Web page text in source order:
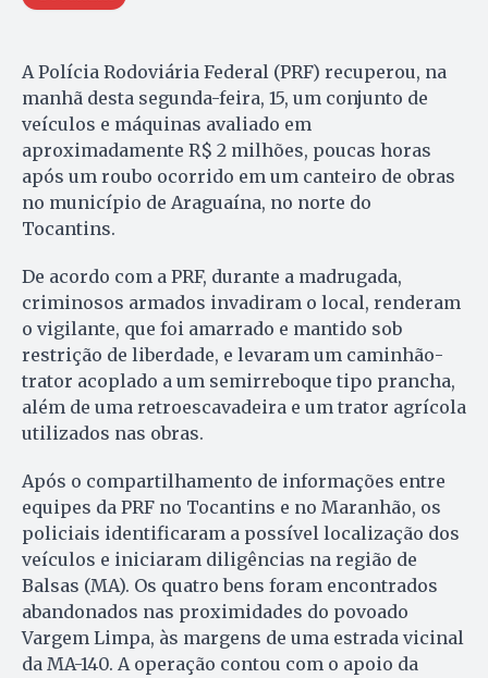
A Polícia Rodoviária Federal (PRF) recuperou, na
manhã desta segunda-feira, 15, um conjunto de
veículos e máquinas avaliado em
aproximadamente R$ 2 milhões, poucas horas
após um roubo ocorrido em um canteiro de obras
no município de Araguaína, no norte do
Tocantins.
De acordo com a PRF, durante a madrugada,
criminosos armados invadiram o local, renderam
o vigilante, que foi amarrado e mantido sob
restrição de liberdade, e levaram um caminhão-
trator acoplado a um semirreboque tipo prancha,
além de uma retroescavadeira e um trator agrícola
utilizados nas obras.
Após o compartilhamento de informações entre
equipes da PRF no Tocantins e no Maranhão, os
policiais identificaram a possível localização dos
veículos e iniciaram diligências na região de
Balsas (MA). Os quatro bens foram encontrados
abandonados nas proximidades do povoado
Vargem Limpa, às margens de uma estrada vicinal
da MA-140. A operação contou com o apoio da